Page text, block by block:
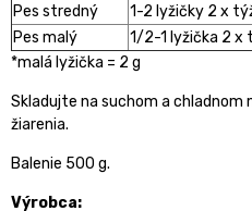
Pes stredný
1-2 lyžičky 2 x
Pes malý
1/2-1 lyžička 2 x
*malá lyžička = 2 g
Skladujte na suchom a chladnom
žiarenia.
Balenie 500 g.
Výrobca: